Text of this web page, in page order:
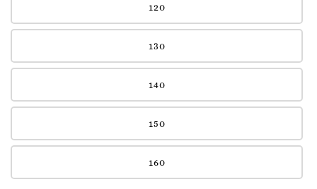
120
130
140
150
160